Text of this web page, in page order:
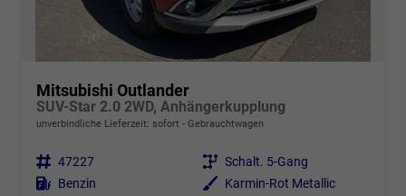
Mitsubishi Outlander
SUV-Star 2.0 2WD, Anhängerkupplung
unverbindliche Lieferzeit: sofort Gebrauchtwagen
Fahrzeugnr. 47227 Getriebe Schalt. 5-Gang
Kraftstoff Benzin Außenfarbe Karmin-Rot Metallic